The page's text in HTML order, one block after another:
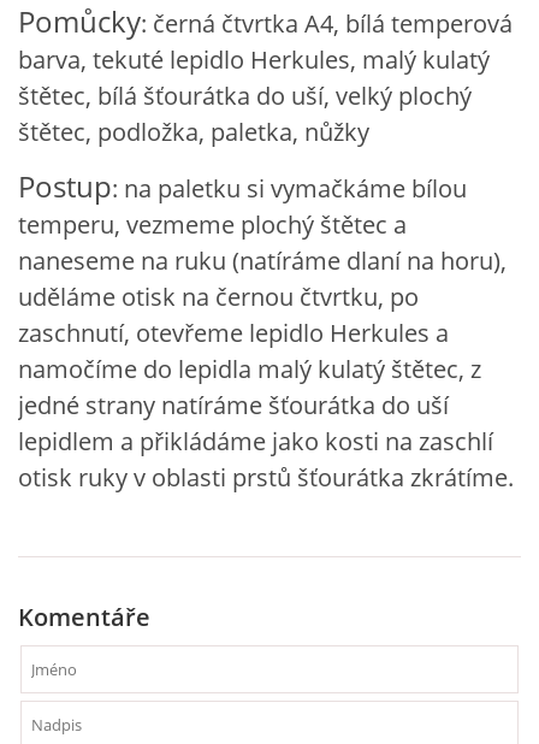
VZDĚLÁVACÍ BLOK DUBEN
VÝTVARNÉ TECHNIKY
VÝTVARNÉ POMŮCKY
VÝTVARNÉ AKTIVITY - JARO
VÝTVARNÉ AKTIVITY - LÉTO
VÝTVARNÉ AKTIVITY - PODZIM
VÝTVARNÉ AKTIVITY - ZIMA
HÁDANKY K TÉMATU JARO, LÉTO, PODZIM,ZIMA
PÍSNĚ K TÉMATU JARO
Pomůcky: černá čtvrtka A4, bílá temperová
barva, tekuté lepidlo Herkules, malý kulatý
štětec, bílá šťourátka do uší, velký plochý
štětec, podložka, paletka, nůžky
Postup: na paletku si vymačkáme bílou
temperu, vezmeme plochý štětec a
naneseme na ruku (natíráme dlaní na horu),
uděláme otisk na černou čtvrtku, po
zaschnutí, otevřeme lepidlo Herkules a
namočíme do lepidla malý kulatý štětec, z
jedné strany natíráme šťourátka do uší
lepidlem a přikládáme jako kosti na zaschlí
otisk ruky v oblasti prstů šťourátka zkrátíme.
Komentáře